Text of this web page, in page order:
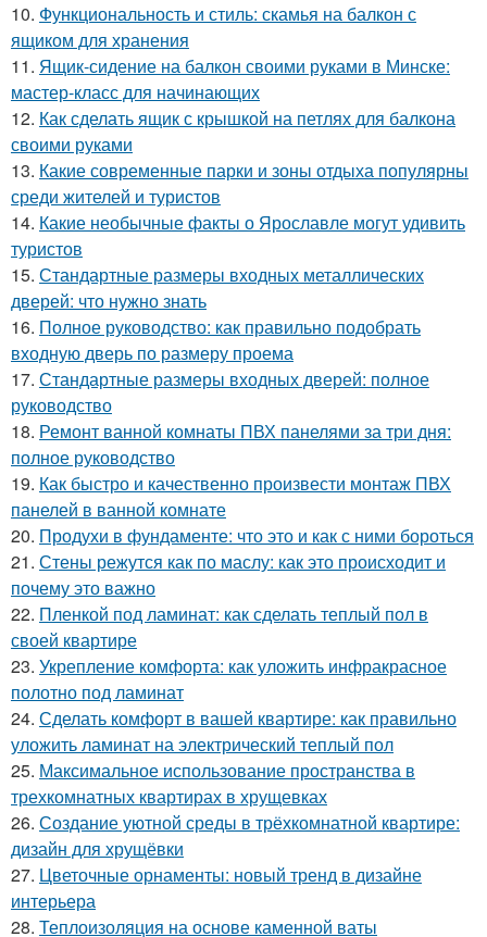
10. Функциональность и стиль: скамья на балкон с
ящиком для хранения
11. Ящик-сидение на балкон своими руками в Минске:
мастер-класс для начинающих
12. Как сделать ящик с крышкой на петлях для балкона
своими руками
13. Какие современные парки и зоны отдыха популярны
среди жителей и туристов
14. Какие необычные факты о Ярославле могут удивить
туристов
15. Стандартные размеры входных металлических
дверей: что нужно знать
16. Полное руководство: как правильно подобрать
входную дверь по размеру проема
17. Стандартные размеры входных дверей: полное
руководство
18. Ремонт ванной комнаты ПВХ панелями за три дня:
полное руководство
19. Как быстро и качественно произвести монтаж ПВХ
панелей в ванной комнате
20. Продухи в фундаменте: что это и как с ними бороться
21. Стены режутся как по маслу: как это происходит и
почему это важно
22. Пленкой под ламинат: как сделать теплый пол в
своей квартире
23. Укрепление комфорта: как уложить инфракрасное
полотно под ламинат
24. Сделать комфорт в вашей квартире: как правильно
уложить ламинат на электрический теплый пол
25. Максимальное использование пространства в
трехкомнатных квартирах в хрущевках
26. Создание уютной среды в трёхкомнатной квартире:
дизайн для хрущёвки
27. Цветочные орнаменты: новый тренд в дизайне
интерьера
28. Теплоизоляция на основе каменной ваты